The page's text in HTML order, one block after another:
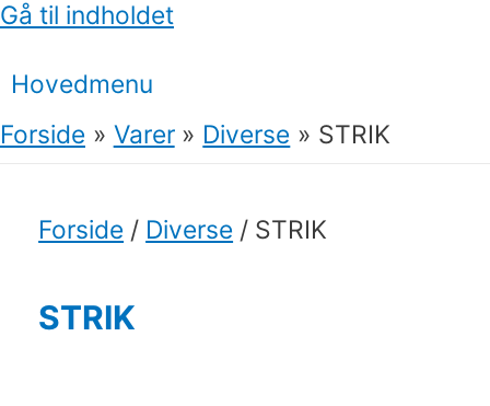
Gå til indholdet
Hovedmenu
Forside
Varer Diverse STRIK
Forside / Diverse / STRIK
STRIK